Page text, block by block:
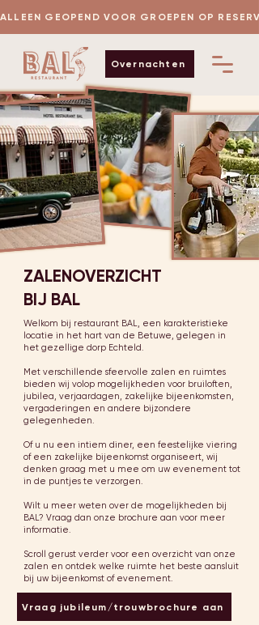
Overnachten
GEOPEND VOOR GROEPEN OP
ZALENOVERZICHT
BIJ BAL
Welkom bij restaurant BAL, een karakteristieke
locatie in het hart van de Betuwe, gelegen in
het gezellige dorp Echteld.
Met verschillende sfeervolle zalen en ruimtes
bieden wij volop mogelijkheden voor bruiloften,
jubilea, verjaardagen, zakelijke bijeenkomsten,
vergaderingen en andere bijzondere
gelegenheden.
Of u nu een intiem diner, een feestelijke viering
of een zakelijke bijeenkomst organiseert, wij
denken graag met u mee om uw evenement tot
in de puntjes te verzorgen.
Wilt u meer weten over de mogelijkheden bij
BAL? Vraag dan onze brochure aan voor meer
informatie.
Scroll gerust verder voor een overzicht van onze
zalen en ontdek welke ruimte het beste aansluit
bij uw bijeenkomst of evenement.
Vraag jubileum/trouwbrochure aan